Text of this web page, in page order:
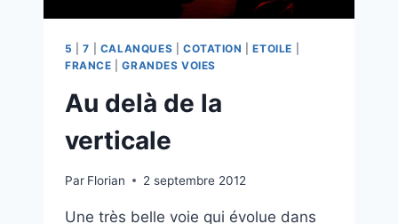
5 |7 CALANQUES COTATION |ETOILE
FRANCE |GRANDES VOIES
Au delà de la
verticale
Par Florian 2 septembre 2012
Une très belle voie qui évolue dans